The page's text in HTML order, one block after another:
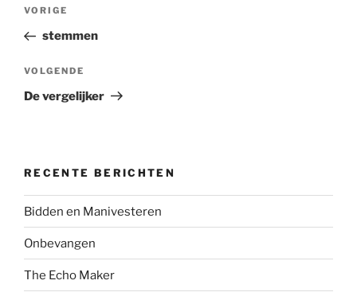
Vorig
bericht
VORIGE
stemmen
Volgend
bericht
VOLGENDE
De vergelijker
RECENTE BERICHTEN
Bidden en Manivesteren
Onbevangen
The Echo Maker